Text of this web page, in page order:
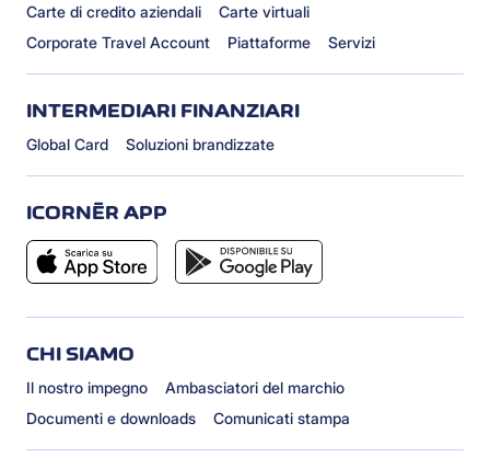
Carte di credito aziendali
Carte virtuali
Corporate Travel Account
Piattaforme Servizi
INTERMEDIARI FINANZIARI
Global Card Soluzioni brandizzate
ICORNÈR APP
CHI SIAMO
Il nostro impegno
Ambasciatori del marchio
Documenti e downloads
Comunicati stampa